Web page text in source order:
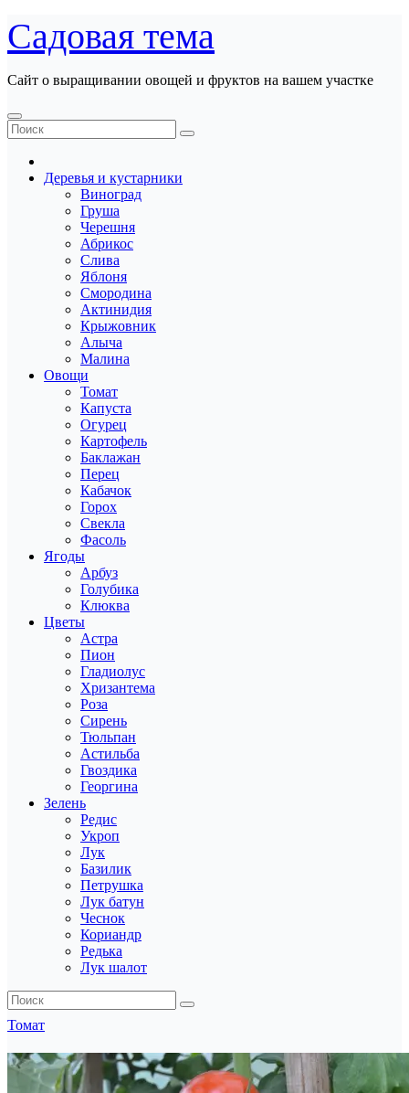
Перейти
к
содержанию
Садовая тема
Сайт о выращивании овощей и фруктов на вашем участке
Деревья и кустарники
Виноград
Груша
Черешня
Абрикос
Слива
Яблоня
Смородина
Актинидия
Крыжовник
Алыча
Малина
Овощи
Томат
Капуста
Огурец
Картофель
Баклажан
Перец
Кабачок
Горох
Свекла
Фасоль
Ягоды
Арбуз
Голубика
Клюква
Цветы
Астра
Пион
Гладиолус
Хризантема
Роза
Сирень
Тюльпан
Астильба
Гвоздика
Георгина
Зелень
Редис
Укроп
Лук
Базилик
Петрушка
Лук батун
Чеснок
Кориандр
Редька
Лук шалот
Томат